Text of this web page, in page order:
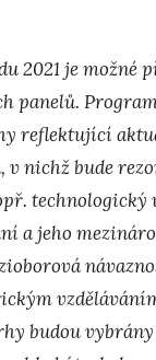
2021 je možné
panelů.
reflektující
v nichž bude
technologický
a jeho
budou vybrány